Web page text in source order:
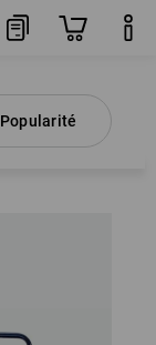
Popularité
Popularité